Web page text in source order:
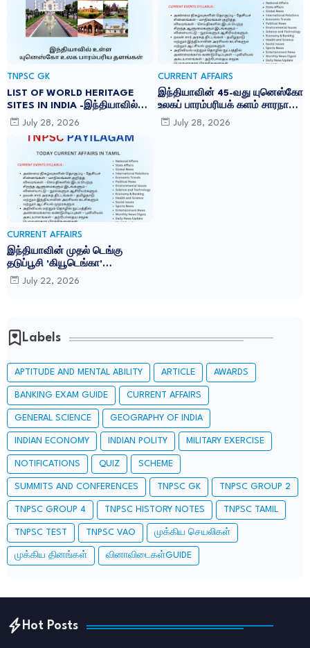
TNPSC GK
LIST OF WORLD HERITAGE
SITES IN INDIA -இந்தியாவில்
உள்ள 45 யுனெஸ்கோ உலக
பாரம்பரிய தளங்கள்:
July 28, 2026
CURRENT AFFAIRS
இந்தியாவின் 45-வது யுனெஸ்கோ
உலகப் பாரம்பரியக் களம் சாரநாத்:
TNPSC CURRENT AFFAIRS IN
TAMIL JULY 2026
July 28, 2026
CURRENT AFFAIRS
இந்தியாவின் முதல் டெங்கு
தடுப்பூசி 'கியூடெங்கா'
(Qdenga): TNPSC CURRENT
AFFAIRS IN TAMIL JULY 2026
July 22, 2026
Labels
APTITUDE AND MENTAL ABILITY ARTICLE AWARDS
BANKING EXAM GUIDE CURRENT AFFAIRS
GENERAL SCIENCE GEOGRAPHY OF INDIA
INDIAN ECONOMY INDIAN POLITY MILITARY EXERCISE
NOTIFICATIONS QUIZ SCHEME
SUMMITS AND CONFERENCES TNPSC GK TNPSC GROUP 2
TNPSC GROUP 4 TNPSC HISTORY NOTES TNPSC TAMIL
TNPSC TEST TNPSC VAO முக்கிய செயலிகள்
முக்கிய தினங்கள் வினாவிடைகள்GUIDE
Hot Posts